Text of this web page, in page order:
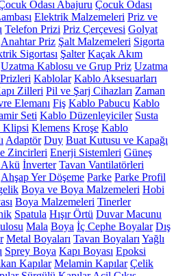
Odası Abajuru Çocuk Odası
Elektrik Malzemeleri Priz ve
Telefon Prizi Priz Çerçevesi Golyat
Anahtar Priz Şalt Malzemeleri Sigorta
Sigortası Şalter Kaçak Akım
Uzatma Kablosu ve Grup Priz Uzatma
Kablolar Kablo Aksesuarları
Zilleri Pil ve Şarj Cihazları Zaman
Elemanı Fiş Kablo Pabucu Kablo
Seti Kablo Düzenleyiciler Susta
Klipsi Klemens Kroşe Kablo
Adaptör Duy Buat Kutusu ve Kapağı
Zincirleri Enerji Sistemleri Güneş
Akü İnverter Tavan Vantilatörleri
Ahşap Yer Döşeme Parke Parke Profil
Boya ve Boya Malzemeleri Hobi
Boya Malzemeleri Tinerler
Spatula Hışır Örtü Duvar Macunu
Mala Boya İç Cephe Boyalar Dış
Metal Boyaları Tavan Boyaları Yağlı
Sprey Boya Kapı Boyası Epoksi
Kapılar Melamin Kapılar Çelik